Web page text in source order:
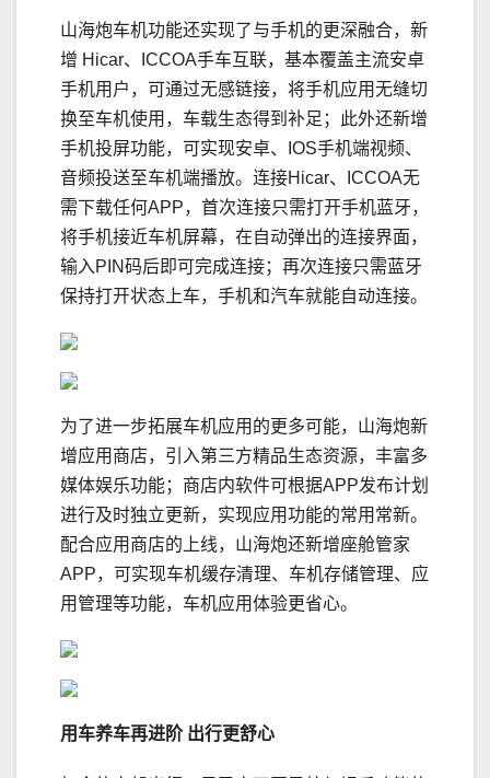
山海炮车机功能还实现了与手机的更深融合，新
增 Hicar、ICCOA手车互联，基本覆盖主流安卓
手机用户，可通过无感链接，将手机应用无缝切
换至车机使用，车载生态得到补足；此外还新增
手机投屏功能，可实现安卓、IOS手机端视频、
音频投送至车机端播放。连接Hicar、ICCOA无
需下载任何APP，首次连接只需打开手机蓝牙，
将手机接近车机屏幕，在自动弹出的连接界面，
输入PIN码后即可完成连接；再次连接只需蓝牙
保持打开状态上车，手机和汽车就能自动连接。
为了进一步拓展车机应用的更多可能，山海炮新
增应用商店，引入第三方精品生态资源，丰富多
媒体娱乐功能；商店内软件可根据APP发布计划
进行及时独立更新，实现应用功能的常用常新。
配合应用商店的上线，山海炮还新增座舱管家
APP，可实现车机缓存清理、车机存储管理、应
用管理等功能，车机应用体验更省心。
用车养车再进阶 出行更舒心